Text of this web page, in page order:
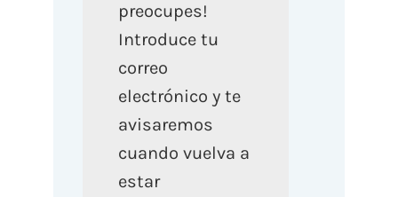
preocupes!
Introduce tu
correo
electrónico y te
avisaremos
cuando vuelva a
estar